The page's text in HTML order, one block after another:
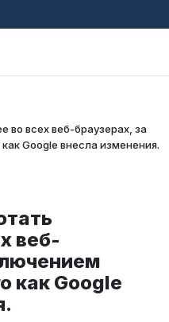
во всех веб-браузерах, за
Google внесла изменения.
веб-
как Google